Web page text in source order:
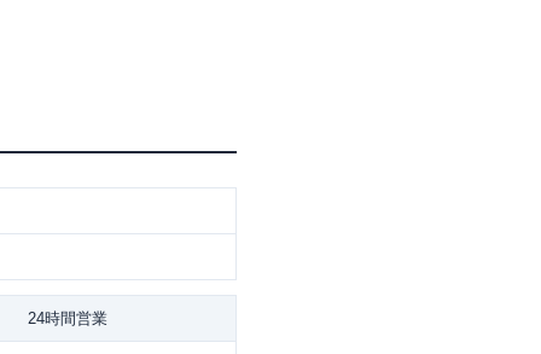
24時間営業